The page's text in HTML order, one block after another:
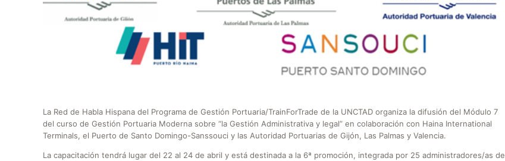
La Red de Habla Hispana del Programa de Gestión Portuaria/TrainForTrade de la UNCTAD organiza la difusión del Módulo 7
del curso de Gestión Portuaria Moderna sobre “la Gestión Administrativa y legal” en colaboración con Haina International
Terminals, el Puerto de Santo Domingo-Sanssouci y las Autoridad Portuarias de Gijón, Las Palmas y Valencia.
La capacitación tendrá lugar del 22 al 24 de abril y está destinada a la 6ª promoción, integrada por 25 administradores/as de